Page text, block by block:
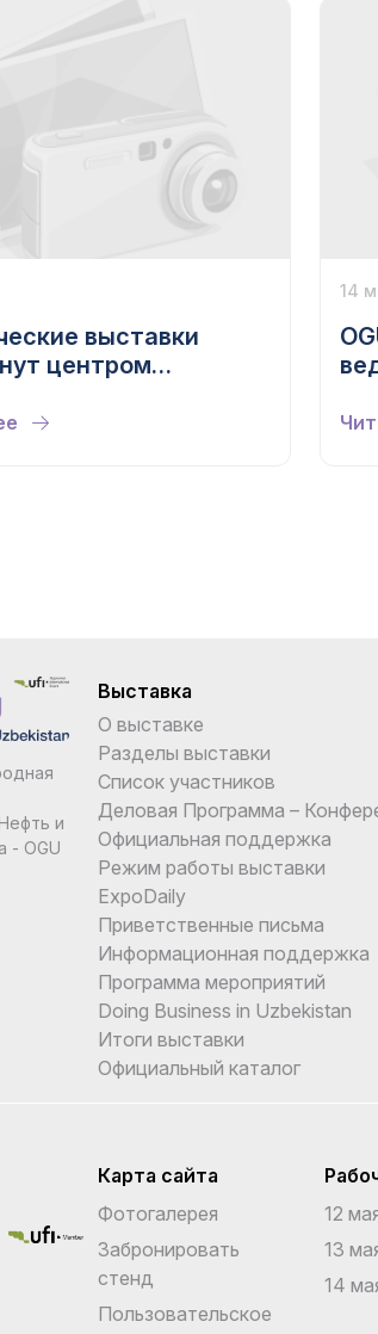
выставки
центром
диалога
14
и
- OGU
Выставка
О выставке
Разделы выставки
Список участников
Деловая Программа –
Официальная поддержка
Режим работы выставки
ExpoDaily
Приветственные письма
Информационная поддержка
Программа мероприятий
Doing Business in Uzbekistan
Итоги выставки
Официальный каталог
Карта сайта
Фотогалерея
Забронировать
стенд
Пользовательское
12
13
14